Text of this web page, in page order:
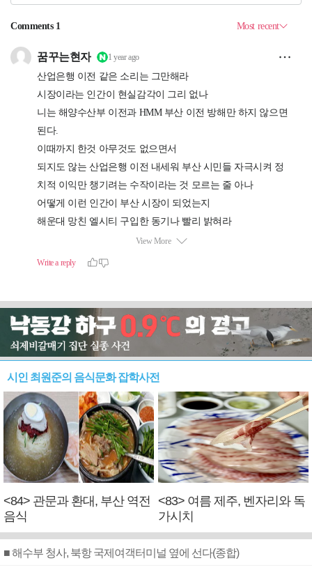
시인 최원준의 음식문화 잡학사전
<84> 관문과 환대, 부산 역전
음식
<83> 여름 제주, 벤자리와 독
가시치
■ 해수부 청사, 북항 국제여객터미널 옆에 선다(종합)